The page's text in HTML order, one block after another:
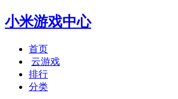
小米游戏中心
首页
云游戏
排行
分类